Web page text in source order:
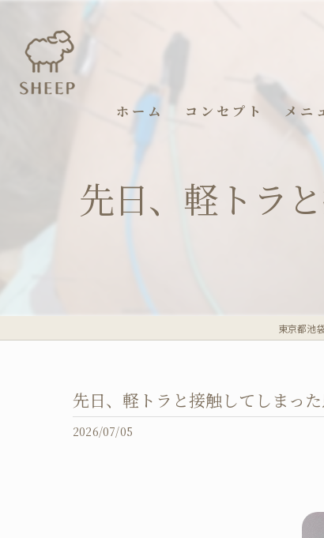
ホーム コンセプト メニ
先日、軽トラ
東京都池
先日、軽トラと接触してしまっ
2026/07/05